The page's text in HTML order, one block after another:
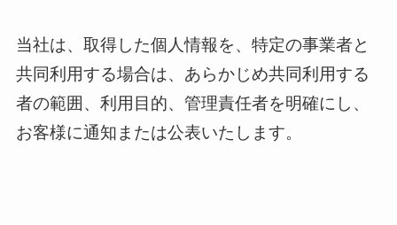
当社は、取得した個人情報を、特定の事業者と
共同利用する場合は、あらかじめ共同利用する
者の範囲、利用目的、管理責任者を明確にし、
お客様に通知または公表いたします。